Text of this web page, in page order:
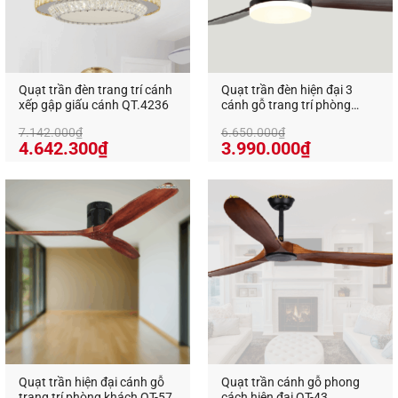
Quạt trần đèn trang trí cánh
xếp gập giấu cánh QT.4236
7.142.000₫
Giá
là:
7.142.000₫.
4.642.300₫Giá
tại
là:
4.642.300₫.
Quạt trần đèn hiện đại 3
cánh gỗ trang trí phòng
6.650.000₫
Giá
là:
6.650.000₫.
3.990.000₫Giá
tại
Quạt trần hiện đại cánh gỗ
Quạt trần cánh gỗ phong